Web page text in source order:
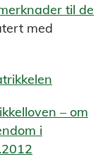
til de
med
– om
i